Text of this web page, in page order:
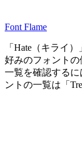
Font Flame
「Hate（キライ
好みのフォントの
一覧を確認するに
ントの一覧は「